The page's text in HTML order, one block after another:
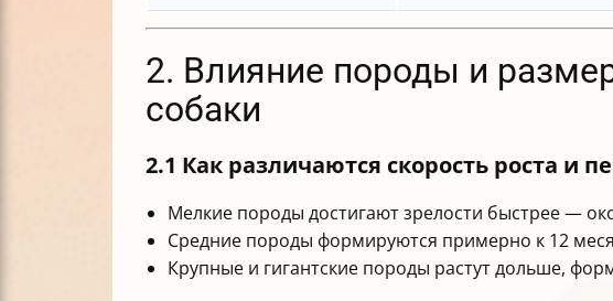
2. Влияние породы и
собаки
2.1 Как различаются скорость роста и
Мелкие породы достигают зрелости быстрее —
Средние породы формируются примерно к 12
Крупные и гигантские породы растут дольше,